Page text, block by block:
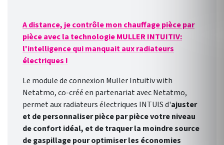
A distance, je contrôle mon chauffage pièce par
pièce avec la technologie MULLER INTUITIV:
l'intelligence qui manquait aux radiateurs
électriques !
Le module de connexion Muller Intuitiv with
Netatmo, co-créé en partenariat avec Netatmo,
permet aux radiateurs électriques INTUIS d'ajuster
et de personnaliser pièce par pièce votre niveau
de confort idéal, et de traquer la moindre source
de gaspillage pour optimiser les économies